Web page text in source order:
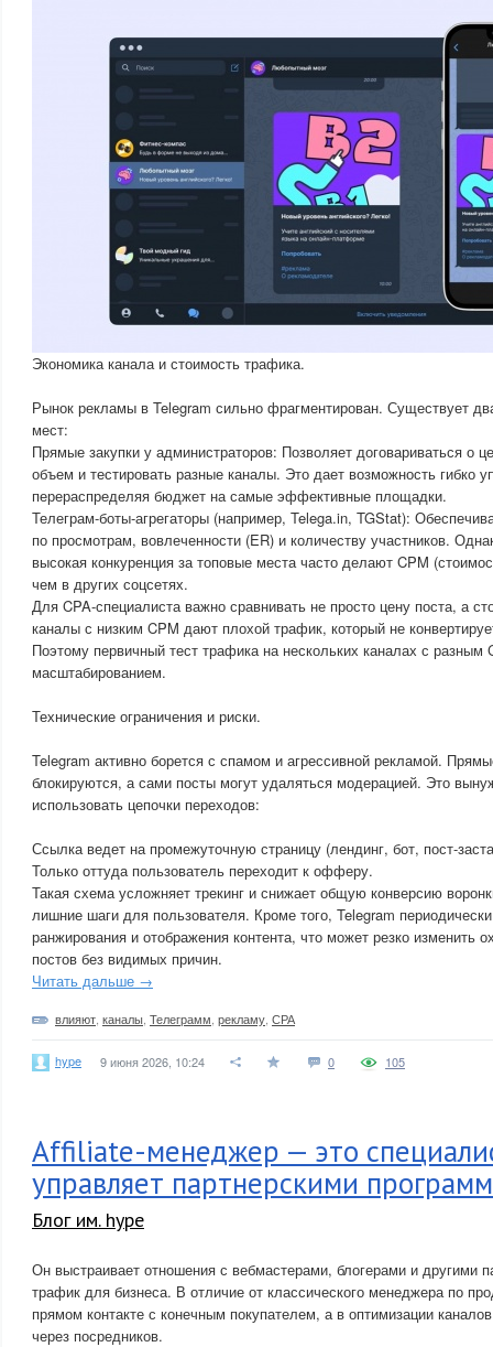
Экономика канала и стоимость трафика.
Рынок рекламы в Telegram сильно фрагментирован. Существует
мест:
Прямые закупки у администраторов: Позволяет договариваться о
объем и тестировать разные каналы. Это дает возможность гибко
перераспределяя бюджет на самые эффективные площадки.
Телеграм-боты-агрегаторы (например, Telega.in, TGStat):
по просмотрам, вовлеченности (ER) и количеству участников.
высокая конкуренция за топовые места часто делают CPM
чем в других соцсетях.
Для CPA-специалиста важно сравнивать не просто цену поста, а
каналы с низким CPM дают плохой трафик, который не
Поэтому первичный тест трафика на нескольких каналах с разным
масштабированием.
Технические ограничения и риски.
Telegram активно борется с спамом и агрессивной рекламой.
блокируются, а сами посты могут удаляться модерацией. Это
использовать цепочки переходов:
Ссылка ведет на промежуточную страницу (лендинг, бот, пост-
Только оттуда пользователь переходит к офферу.
Такая схема усложняет трекинг и снижает общую конверсию
лишние шаги для пользователя. Кроме того, Telegram
ранжирования и отображения контента, что может резко изменить
постов без видимых причин.
Читать дальше →
влияют каналы Телеграмм рекламу СРА
hype 9 июня 2026, 10:24 0 105
Affiliate-менеджер — это
управляет партнерскими
Блог им. hype
Он выстраивает отношения с вебмастерами, блогерами и другими
трафик для бизнеса. В отличие от классического менеджера по
прямом контакте с конечным покупателем, а в оптимизации
через посредников.